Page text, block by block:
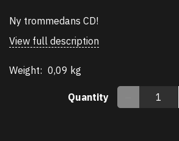
Ny trommedans CD!
View full description
Weight: 0,09 kg
Quantity